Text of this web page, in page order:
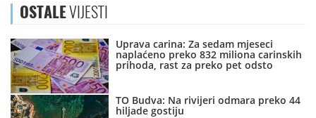
OSTALEVIJESTI
Uprava carina: Za sedam mjeseci
naplaćeno preko 832 miliona carinskih
prihoda, rast za preko pet odsto
TO Budva: Na rivijeri odmara preko 44
hiljade gostiju